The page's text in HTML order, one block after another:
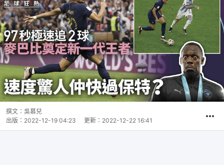
撰文： 吳慕兒
出版： 2022-12-19 04:23 更新： 2022-12-22 16:41